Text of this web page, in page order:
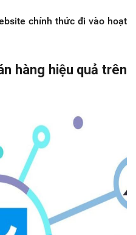
chính thức đi vào hoạt
hàng hiệu quả trên